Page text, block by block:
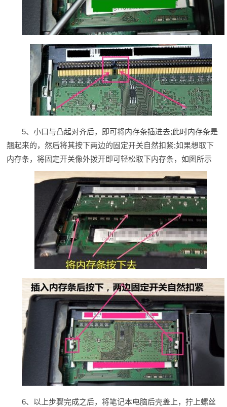
5、小口与凸起对齐后，即可将内存条插进去;此时内存条是
翘起来的，然后将其按下两边的固定开关自然扣紧;如果想取下
内存条，将固定开关像外拨开即可轻松取下内存条，如图所示
6、以上步骤完成之后，将笔记本电脑后壳盖上，拧上螺丝